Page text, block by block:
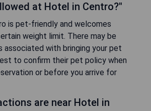
at Hotel in Centro?"
is pet-friendly and welcomes
weight limit. There may be
associated with bringing your pet
to confirm their pet policy when
or before you arrive for
are near Hotel in